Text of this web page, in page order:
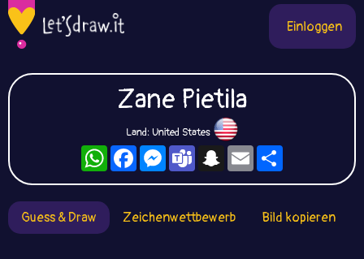
Einloggen
Zane Pietila
Land: United States
WhatsAppFacebookMessengerTeamsSnapchat
Email
Guess & Draw Zeichenwettbewerb Bild kopieren